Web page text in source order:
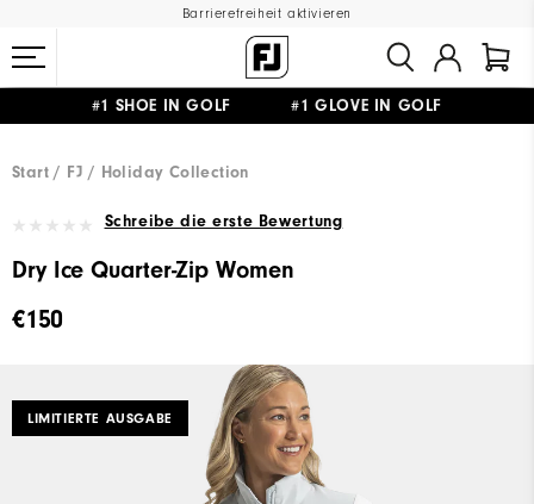
Barrierefreiheit aktivieren
#1 SHOE IN GOLF #1 GLOVE IN GOLF
Start
FJ Holiday Collection
Schreibe die erste Bewertung
Dry Ice Quarter-Zip Women
€150
LIMITIERTE AUSGABE